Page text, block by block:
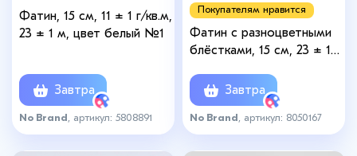
Фатин, 15 см, 11 ± 1 г/кв.м,
23 ± 1 м, цвет белый №1
Завтра
No Brand , артикул: 5808891
Покупателям нравится
Фатин с разноцветными
блёстками, 15 см, 23 ± 1
красный №17
Завтра
No Brand , артикул: 8050167